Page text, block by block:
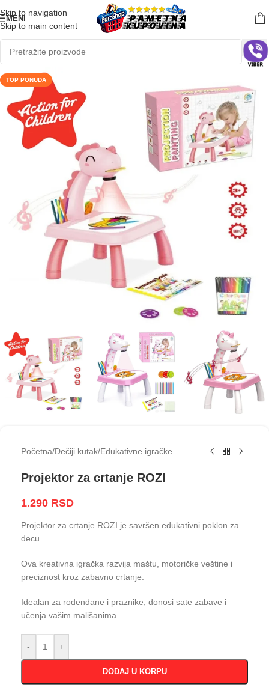
Skip to navigation
Skip to main content
MENI
TOP PONUDA
Početna/Dečiji kutak/Edukativne igračke
Projektor za crtanje ROZI
1.290 RSD
Projektor za crtanje ROZI je savršen edukativni poklon za
decu.
Ova kreativna igračka razvija maštu, motoričke veštine i
preciznost kroz zabavno crtanje.
Idealan za rođendane i praznike, donosi sate zabave i
učenja vašim mališanima.
- +
DODAJ U KORPU